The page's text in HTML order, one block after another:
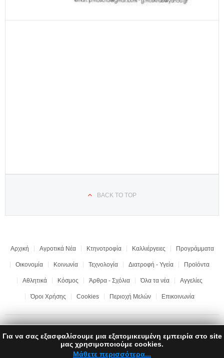
BACK TO TOP
Αρχική Αγροτικά Νέα Κτηνοτροφία Καλλιέργειες Προγράμματα
Οικονομία Κοινωνία Τεχνολογία Διατροφή - Υγεία Προϊόντα
Αθλητικά Κόσμος Άρθρα - Σχόλια Όλα τα νέα Αγγελίες
Όροι Χρήσης Cookies Περιοχή Μελών Επικοινωνία
Copyright © 2017 "Ημαθιώτικη Γη" | All rights reserved | Development by
LEONweb
Για να σας εξασφαλίσουμε μια εξατομικευμένη εμπειρία στο site
μας χρησιμοποιούμε cookies.
Μάθετε περισσότερα...